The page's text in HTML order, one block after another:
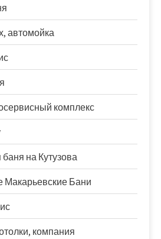
автомойка
комплекс
на Кутузова
Бани
компания